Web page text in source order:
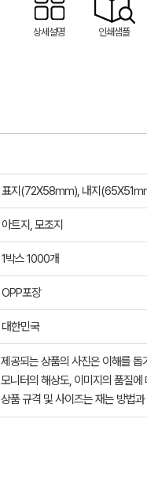
상세설명 인쇄샘플
표지(72X58mm), 내지
아트지, 모조지
1박스 1000개
OPP포장
대한민국
제공되는 상품의 사진은 이해를
모니터의 해상도, 이미지의 품질
상품 규격 및 사이즈는 재는 방법